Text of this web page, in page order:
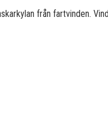
kylan från fartvinden.